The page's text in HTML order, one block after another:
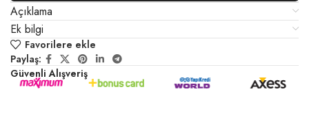
Açıklama
Ek bilgi
Favorilere ekle
Paylaş:
Güvenli Alışveriş